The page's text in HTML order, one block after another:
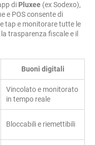
di Pluxee (ex Sodexo),
e POS consente di
tap e monitorare tutte le
trasparenza fiscale e il
Buoni digitali
Vincolato e monitorato
in tempo reale
Bloccabili e riemettibili